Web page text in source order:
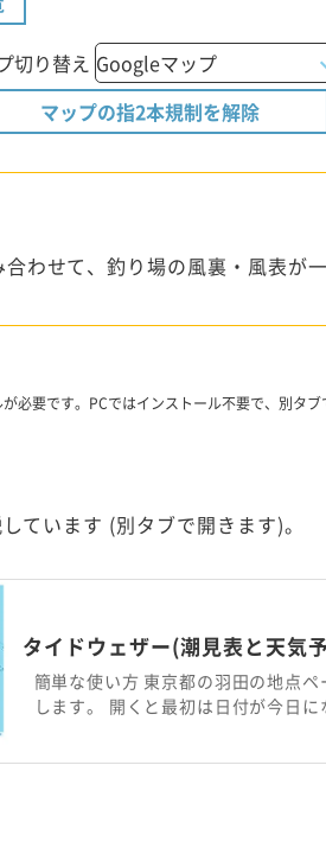
切り替え
マップの指2本規制を解除
合わせて、釣り場の風裏・風表が
必要です。PCではインストール不要で、別タ
ています (別タブで開きます)。
タイドウェザー(潮見表と天気
簡単な使い方 東京都の羽田の地点
します。 開くと最初は日付が今日に